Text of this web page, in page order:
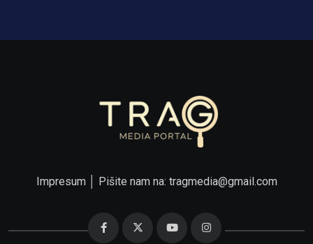
Impresum│ Pišite nam na: tragmedia@gmail.com